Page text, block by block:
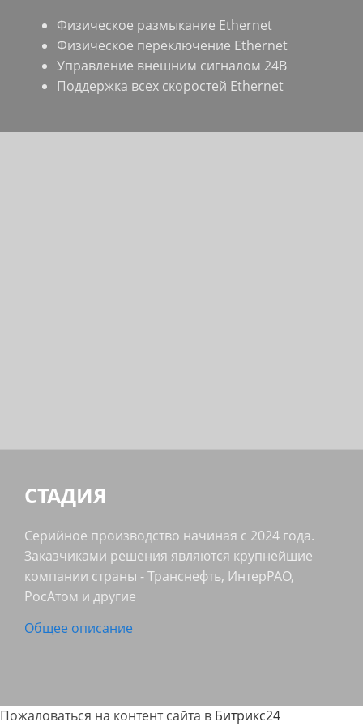
Физическое размыкание Ethernet
Физическое переключение Ethernet
Управление внешним сигналом 24В
Поддержка всех скоростей Ethernet
СТАДИЯ
Серийное производство начиная с 2024 года.
Заказчиками решения являются крупнейшие
компании страны - Транснефть, ИнтерРАО,
РосАтом и другие
Общее описание
Пожаловаться на контент cайта в Битрикс24